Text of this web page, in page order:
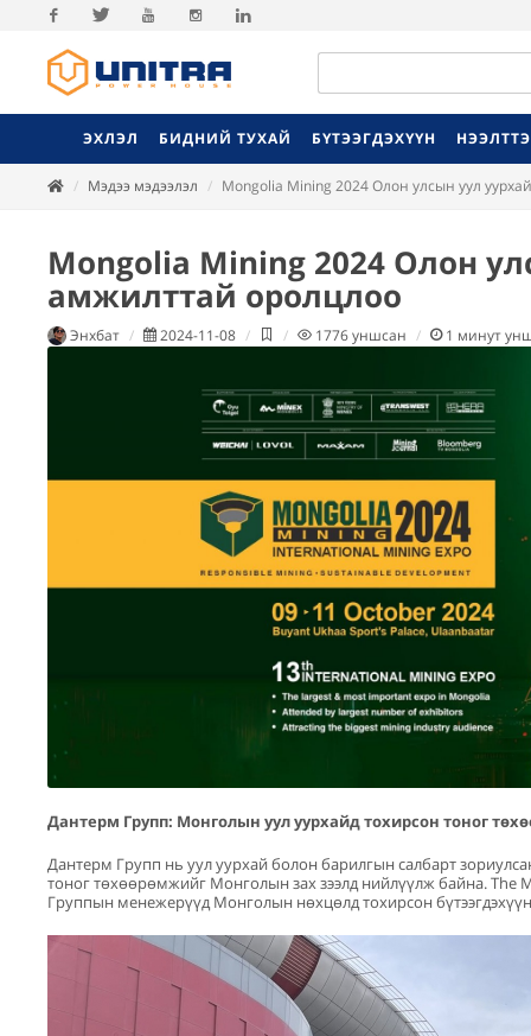
Facebook
ЭХЛЭЛ БИДНИЙ ТУХАЙ БҮТЭЭГДЭХҮҮН
Мэдээ мэдээлэл Mongolia Mining 2024 Олон улсын уул
Mongolia Mining 2024 Олон
амжилттай оролцлоо
Энхбат 2024-11-08 1776уншсан 1 минут
Дантерм Групп: Монголын уул уурхайд тохирсон тоног
Дантерм Групп нь уул уурхай болон барилгын салбарт
тоног төхөөрөмжийг Монголын зах зээлд нийлүүлж байна. The
Группын менежерүүд Монголын нөхцөлд тохирсон